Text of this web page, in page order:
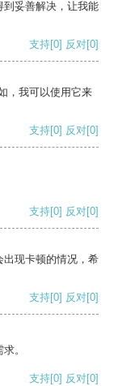
到妥善解决，让我能
支持[0] 反对[0]
，我可以使用它来
支持[0] 反对[0]
支持[0] 反对[0]
出现卡顿的情况，希
支持[0] 反对[0]
。
支持[0] 反对[0]